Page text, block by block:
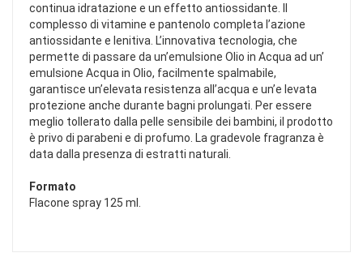
continua idratazione e un effetto antiossidante. Il
complesso di vitamine e pantenolo completa l’azione
antiossidante e lenitiva. L’innovativa tecnologia, che
permette di passare da un’emulsione Olio in Acqua ad un’
emulsione Acqua in Olio, facilmente spalmabile,
garantisce un’elevata resistenza all’acqua e un’e levata
protezione anche durante bagni prolungati. Per essere
meglio tollerato dalla pelle sensibile dei bambini, il prodotto
è privo di parabeni e di profumo. La gradevole fragranza è
data dalla presenza di estratti naturali.
Formato
Flacone spray 125 ml.